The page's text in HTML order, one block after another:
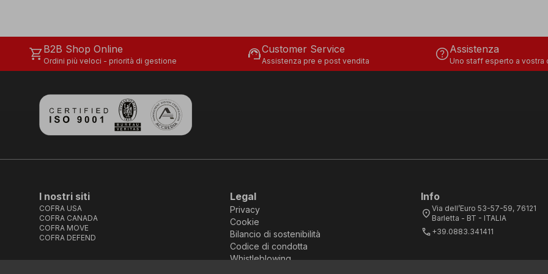
shopping_cartB2B Shop Online
Ordini più veloci - priorità di gestione support_agentCustomer Service
Assistenza pre e post vendita helpAssistenza
Uno staff esperto a vostra
I nostri siti
COFRA USA
COFRA CANADA
COFRA MOVE
COFRA DEFEND
Legal
Privacy
Cookie
Bilancio di sostenibilità
Codice di condotta
Whistleblowing
Info
location_on Via dell’Euro 53-57-59, 76121
Barletta - BT - ITALIA
call +39.0883.341411